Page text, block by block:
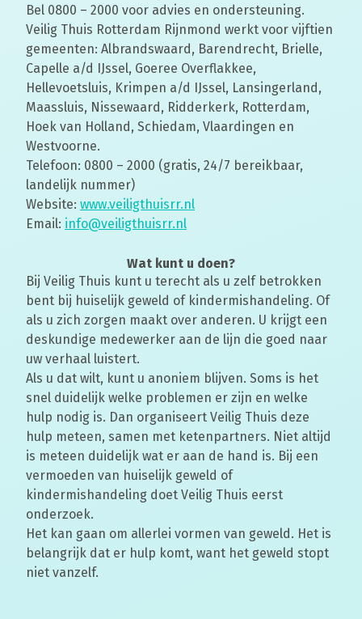
Bel 0800 – 2000 voor advies en ondersteuning.
Veilig Thuis Rotterdam Rijnmond werkt voor vijftien
gemeenten: Albrandswaard, Barendrecht, Brielle,
Capelle a/d IJssel, Goeree Overflakkee,
Hellevoetsluis, Krimpen a/d IJssel, Lansingerland,
Maassluis, Nissewaard, Ridderkerk, Rotterdam,
Hoek van Holland, Schiedam, Vlaardingen en
Westvoorne.
Telefoon: 0800 – 2000 (gratis, 24/7 bereikbaar,
landelijk nummer)
Website: www.veiligthuisrr.nl
Email: info@veiligthuisrr.nl
Wat kunt u doen?
Bij Veilig Thuis kunt u terecht als u zelf betrokken
bent bij huiselijk geweld of kindermishandeling. Of
als u zich zorgen maakt over anderen. U krijgt een
deskundige medewerker aan de lijn die goed naar
uw verhaal luistert.
Als u dat wilt, kunt u anoniem blijven. Soms is het
snel duidelijk welke problemen er zijn en welke
hulp nodig is. Dan organiseert Veilig Thuis deze
hulp meteen, samen met ketenpartners. Niet altijd
is meteen duidelijk wat er aan de hand is. Bij een
vermoeden van huiselijk geweld of
kindermishandeling doet Veilig Thuis eerst
onderzoek.
Het kan gaan om allerlei vormen van geweld. Het is
belangrijk dat er hulp komt, want het geweld stopt
niet vanzelf.